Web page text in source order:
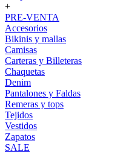
+
PRE-VENTA
Accesorios
Bikinis y mallas
Camisas
Carteras y Billeteras
Chaquetas
Denim
Pantalones y Faldas
Remeras y tops
Tejidos
Vestidos
Zapatos
SALE